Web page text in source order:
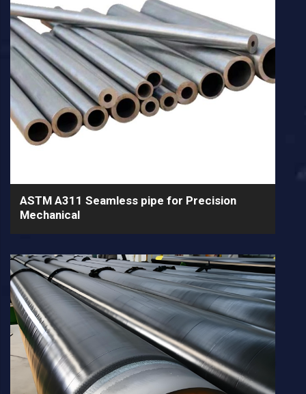
ASTM A311 Seamless pipe for Precision
Mechanical